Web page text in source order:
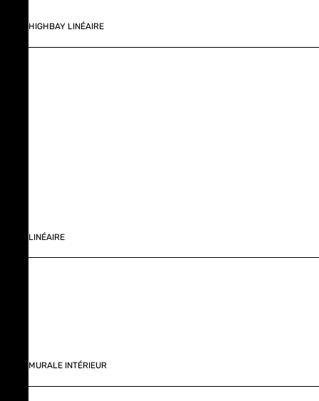
HIGHBAY LINÉAIRE
LINÉAIRE
MURALE INTÉRIEUR